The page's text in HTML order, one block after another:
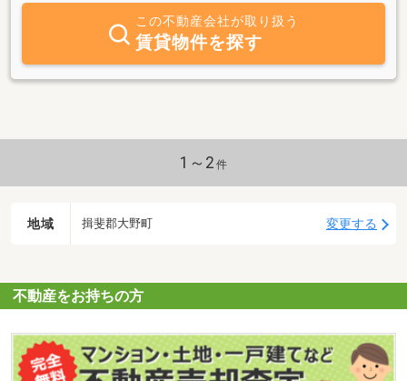
すので、物件探しの際にはご希望の条件をお聞かせいただけました
ら、それに見合った物件をご紹介いたします。また、不動産売却の
ご相談もお受けいたします。岐阜の不動産のことでしたらなんでも
お気軽にご相談くださいませ。なお、ご相談の際には一度お電話か
メールをください。お近くでしたらお伺いのうえご相談に乗らせて
この不動産会社が取り扱う
賃貸物件を探す
1～2 件
地域 揖斐郡大野町 変更する
不動産をお持ちの方